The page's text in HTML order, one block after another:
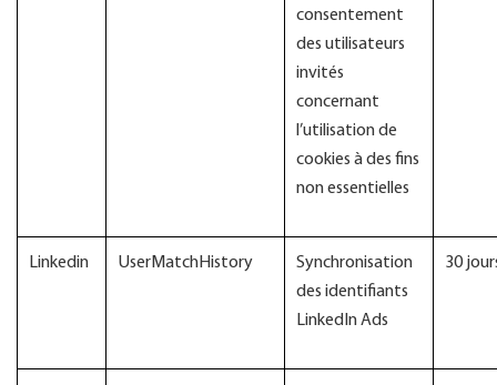
consentement
des utilisateurs
invités
concernant
l’utilisation de
cookies à des fins
non essentielles
Linkedin UserMatchHistory
Synchronisation
des identifiants
LinkedIn Ads
30